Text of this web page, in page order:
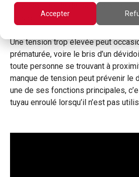
Accepter
le ressort perde de sa tension ou
Une tension trop élevée peut
prématurée, voire le bris d’un
toute personne se trouvant à
manque de tension peut prévenir le
une de ses fonctions principales,
tuyau enroulé lorsqu’il n’est pas